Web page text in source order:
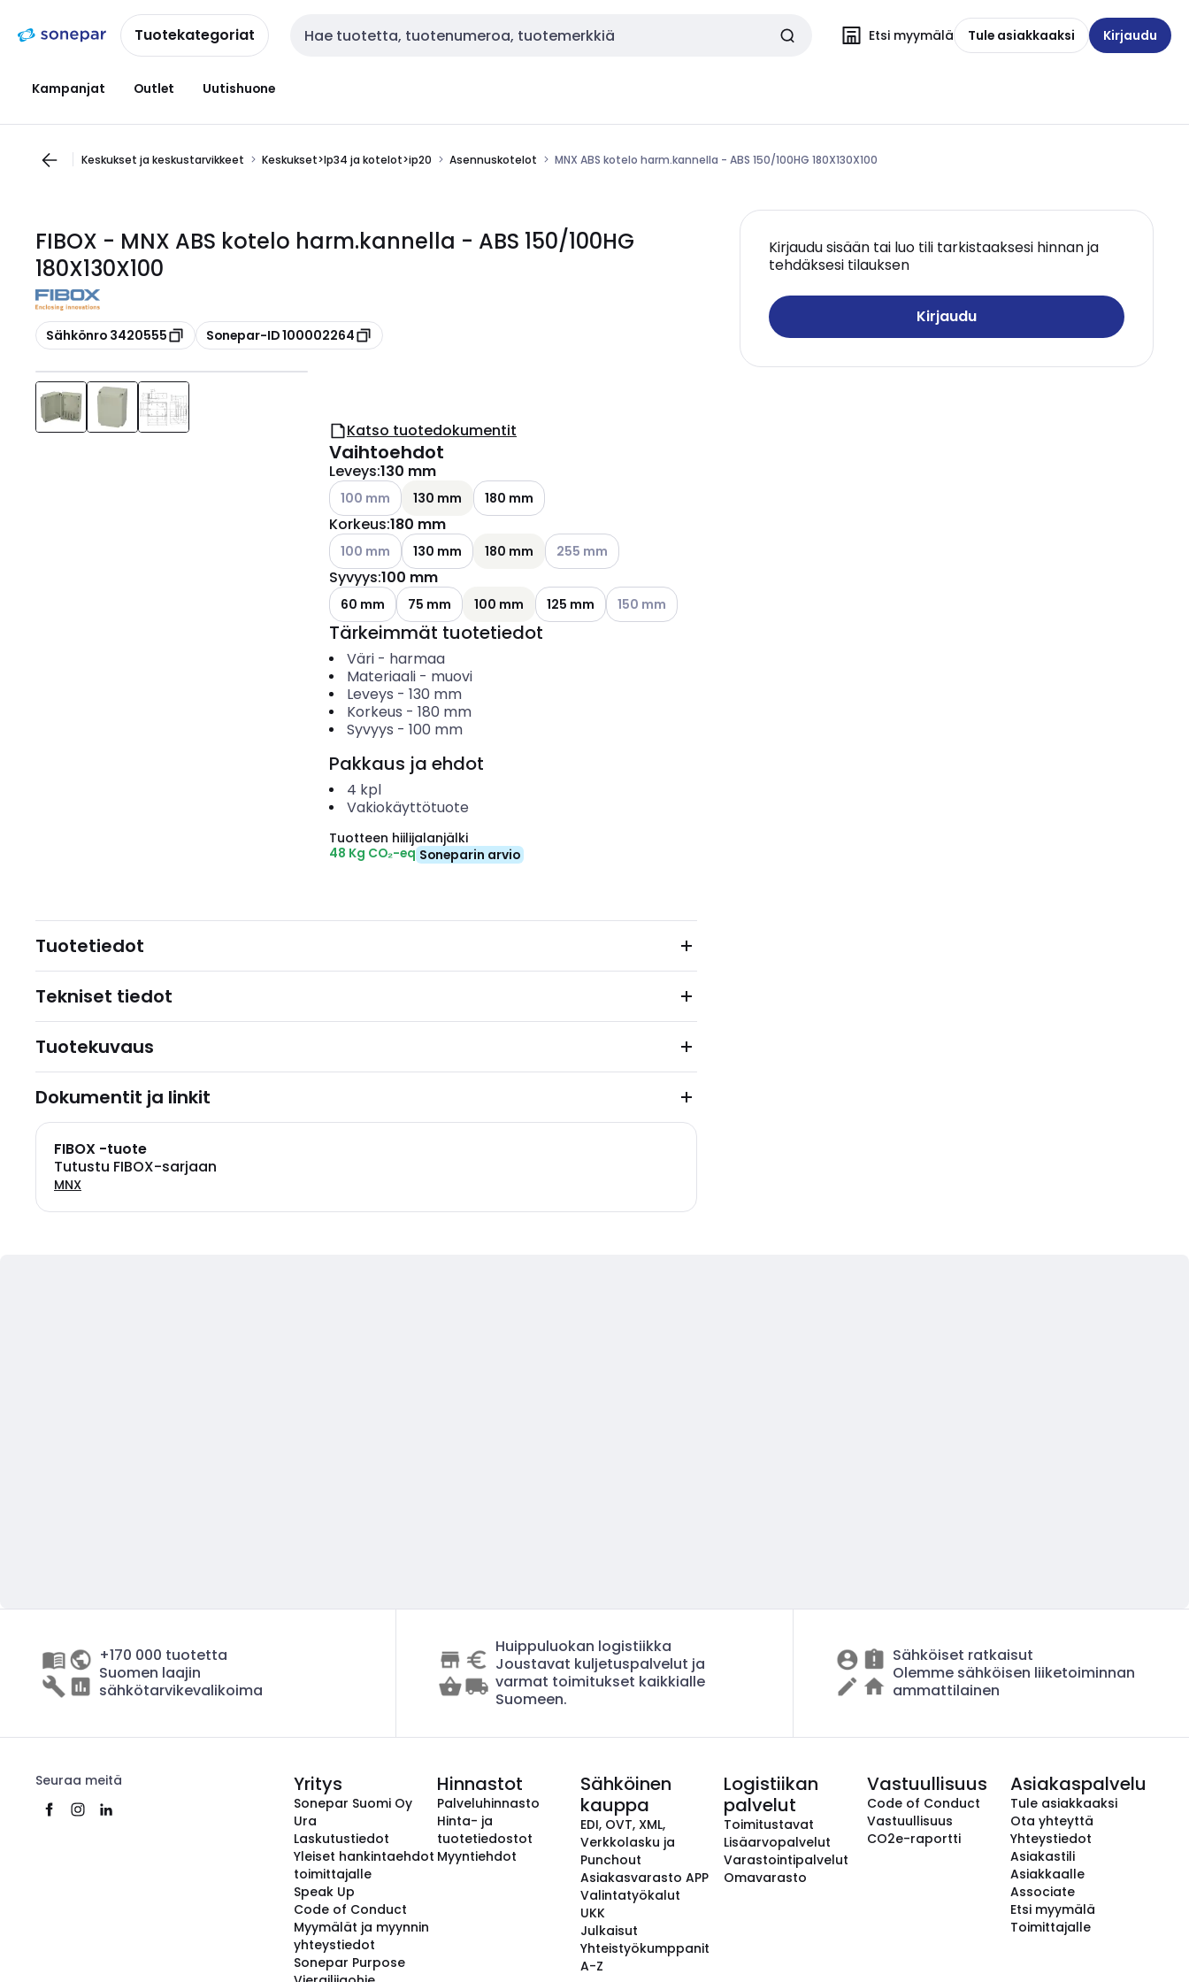
navigointiinsisältöönTuotekategoriat Haku Etsi myymälä Tule asiakkaaksi Kirjaudu
Kampanjat Outlet Uutishuone
Keskukset ja keskustarvikkeet Keskukset>Ip34 ja kotelot>ip20 Asennuskotelot MNX ABS kotelo harm.kannella - ABS 150/100HG 180X130X100
FIBOX - MNX ABS kotelo harm.kannella - ABS 150/100HG
180X130X100
Kopioi
Sähkönro 3420555 Kopioi
Sonepar-ID 100002264
Kirjaudu sisään tai luo tili tarkistaaksesi hinnan ja
tehdäksesi tilauksen
Kirjaudu
Katso tuotedokumentit
Vaihtoehdot
Leveys:130 mm
Katso käytettävissä olevat vaihtoehdot
100 mm 130 mm 180 mm
Korkeus:180 mm
Katso käytettävissä olevat vaihtoehdot
100 mm 130 mm 180 mm Katso käytettävissä olevat vaihtoehdot
255 mm
Syvyys:100 mm
60 mm 75 mm 100 mm 125 mm Katso käytettävissä olevat vaihtoehdot
150 mm
Tärkeimmät tuotetiedot
Väri- harmaa
Materiaali- muovi
Leveys - 130 mm
Korkeus - 180 mm
Syvyys - 100 mm
Pakkaus ja ehdot
4 kpl
Vakiokäyttötuote
Tuotteen hiilijalanjälki
48 Kg CO₂-eq Soneparin arvio
Tuotetiedot
Tekniset tiedot
Tuotekuvaus
Dokumentit ja linkit
FIBOX -tuote
Tutustu FIBOX-sarjaan
MNX
+170 000 tuotetta
Suomen laajin
sähkötarvikevalikoima
Huippuluokan logistiikka
Joustavat kuljetuspalvelut ja
varmat toimitukset kaikkialle
Suomeen.
Sähköiset ratkaisut
Olemme sähköisen liiketoiminnan
ammattilainen
Seuraa meitä Yritys
Sonepar Suomi Oy
Ura
Laskutustiedot
Yleiset hankintaehdot
toimittajalle
Speak Up
Code of Conduct
Myymälät ja myynnin
yhteystiedot
Sonepar Purpose
Hinnastot
Palveluhinnasto
Hinta- ja
tuotetiedostot
Myyntiehdot
Sähköinen
kauppa
EDI, OVT, XML,
Verkkolasku ja
Punchout
Asiakasvarasto APP
Valintatyökalut
UKK
Julkaisut
Yhteistyökumppanit
A-Z
Logistiikan
palvelut
Toimitustavat
Lisäarvopalvelut
Varastointipalvelut
Omavarasto
Vastuullisuus
Code of Conduct
Vastuullisuus
CO2e-raportti
Asiakaspalvelu
Tule asiakkaaksi
Ota yhteyttä
Yhteystiedot
Asiakastili
Asiakkaalle
Associate
Etsi myymälä
Toimittajalle